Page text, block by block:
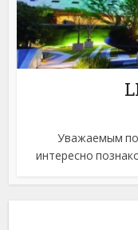
Уважаемым
интересно